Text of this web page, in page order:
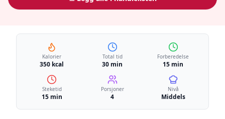
Kalorier
350 kcal
Total tid
30 min
Forberedelse
15 min
Steketid
15 min
Porsjoner
4
Nivå
Middels